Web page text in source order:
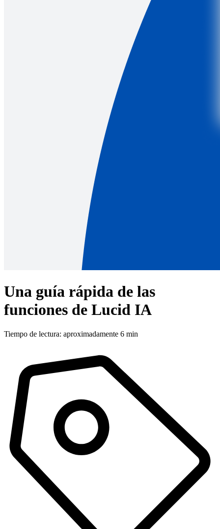
Una guía rápida de las
funciones de Lucid IA
Tiempo de lectura: aproximadamente 6 min